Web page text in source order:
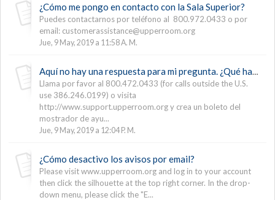
¿Cómo me pongo en contacto con la Sala Superior?
Puedes contactarnos por teléfono al 800.972.0433 o por
email: customerassistance@upperroom.org
Jue, 9 May, 2019 a 11:58 A. M.
Aquí no hay una respuesta para mi pregunta. ¿Qué hago?
Llama por favor al 800.472.0433 (for calls outside the U.S.
use 386.246.0199) o visita
http://www.support.upperroom.org y crea un boleto del
mostrador de ayu...
Jue, 9 May, 2019 a 12:04 P. M.
¿Cómo desactivo los avisos por email?
Please visit www.upperroom.org and log in to your account
then click the silhouette at the top right corner. In the drop-
down menu, please click the "E...